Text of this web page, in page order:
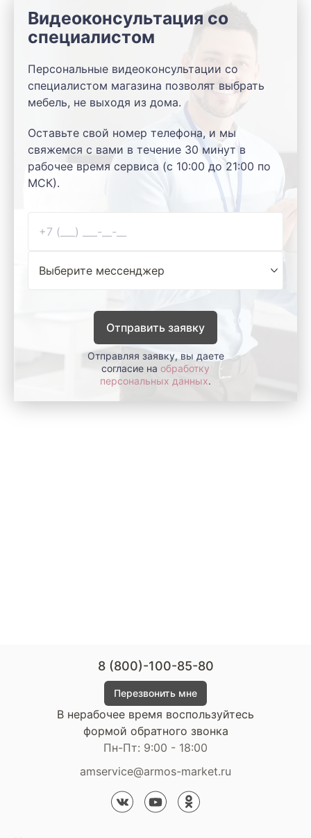
Видеоконсультация со
специалистом
Персональные видеоконсультации со
специалистом магазина позволят выбрать
мебель, не выходя из дома.
Оставьте свой номер телефона, и мы
свяжемся с вами в течение 30 минут в
рабочее время сервиса (с 10:00 до 21:00 по
МСК).
Отправить заявку
Отправляя заявку, вы даете
согласие на обработку
персональных данных.
8 (800)-100-85-80
Перезвонить мне
В нерабочее время воспользуйтесь
формой обратного звонка
Пн-Пт: 9:00 - 18:00
amservice@armos-market.ru